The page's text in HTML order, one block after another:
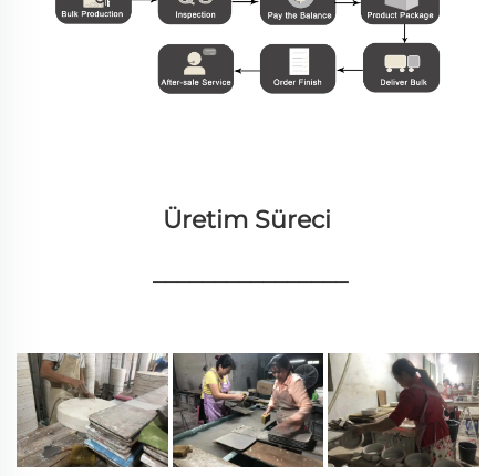
Üretim Süreci
________________